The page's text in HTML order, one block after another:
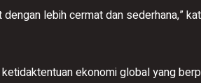
lebih cermat dan sederhana,”
ekonomi global yang